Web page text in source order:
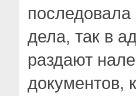
дела, так в
раздают
документов,